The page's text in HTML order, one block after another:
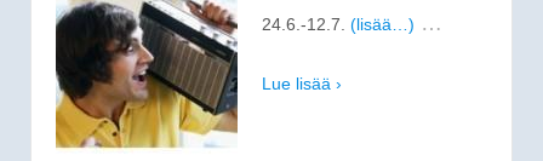
24.6.-12.7. (lisää…) …
Lue lisää ›